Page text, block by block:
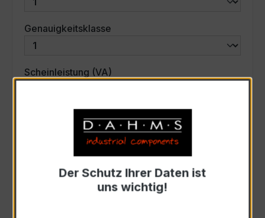
Genauigkeitsklasse
Scheinleistung (VA)
Auswahl zurücksetzen
31246
Der Schutz Ihrer Daten ist
uns wichtig!